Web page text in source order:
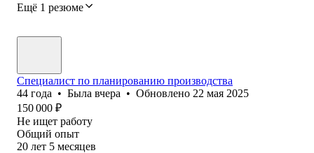
Ещё 1 резюме
Специалист по планированию производства
44 года • Была вчера • Обновлено 22 мая 2025
150 000 ₽
Не ищет работу
Общий опыт
20 лет 5 месяцев